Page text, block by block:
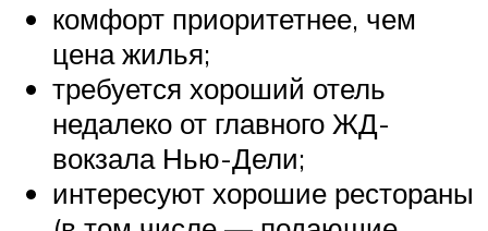
комфорт приоритетнее, чем
цена жилья;
требуется хороший отель
недалеко от главного ЖД-
вокзала Нью-Дели;
интересуют хорошие рестораны